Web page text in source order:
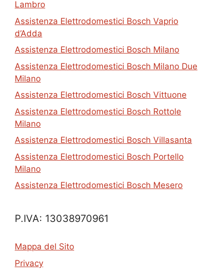
Lambro
Assistenza Elettrodomestici Bosch Vaprio
d’Adda
Assistenza Elettrodomestici Bosch Milano
Assistenza Elettrodomestici Bosch Milano Due
Milano
Assistenza Elettrodomestici Bosch Vittuone
Assistenza Elettrodomestici Bosch Rottole
Milano
Assistenza Elettrodomestici Bosch Villasanta
Assistenza Elettrodomestici Bosch Portello
Milano
Assistenza Elettrodomestici Bosch Mesero
P.IVA: 13038970961
Mappa del Sito
Privacy